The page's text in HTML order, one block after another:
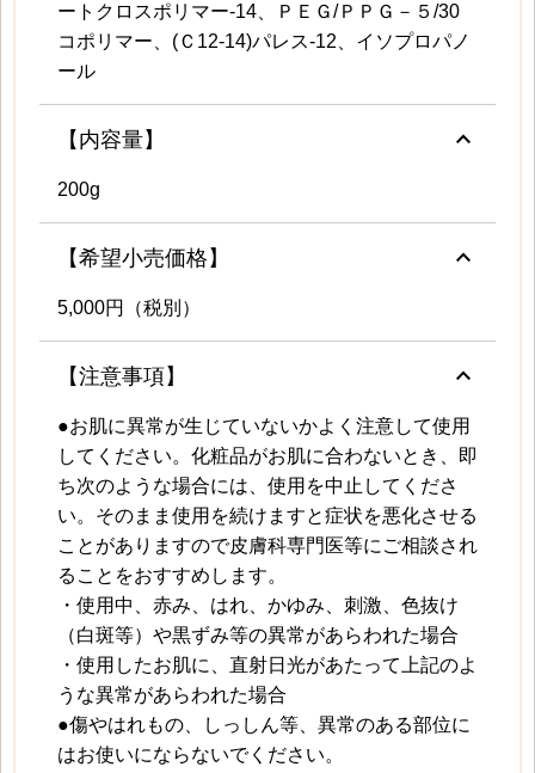
ートクロスポリマー‐14、ＰＥＧ/ＰＰＧ－５/30
コポリマー、(Ｃ12‐14)パレス‐12、イソプロパノ
ール
【内容量】 keyboard_arrow_up
200g
【希望小売価格】 keyboard_arrow_up
5,000円（税別）
【注意事項】 keyboard_arrow_up
●お肌に異常が生じていないかよく注意して使用
してください。化粧品がお肌に合わないとき、即
ち次のような場合には、使用を中止してくださ
い。そのまま使用を続けますと症状を悪化させる
ことがありますので皮膚科専門医等にご相談され
ることをおすすめします。
・使用中、赤み、はれ、かゆみ、刺激、色抜け
（白斑等）や黒ずみ等の異常があらわれた場合
・使用したお肌に、直射日光があたって上記のよ
うな異常があらわれた場合
●傷やはれもの、しっしん等、異常のある部位に
はお使いにならないでください。